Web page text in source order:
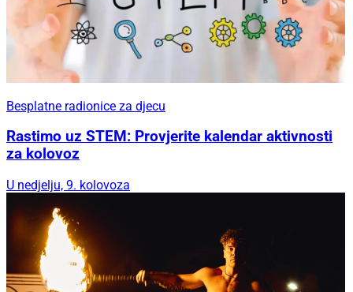
Besplatne radionice za djecu
Rastimo uz STEM: Provjerite kalendar aktivnosti
za kolovoz
U nedjelju, 9. kolovoza